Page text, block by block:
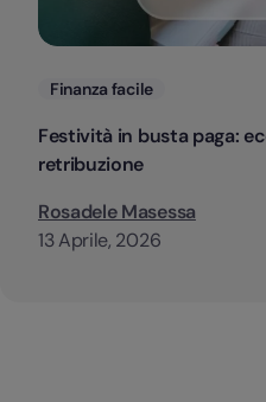
Categorie
Finanza facile
Festività in busta paga:
retribuzione
Rosadele Masessa
13 Aprile, 2026